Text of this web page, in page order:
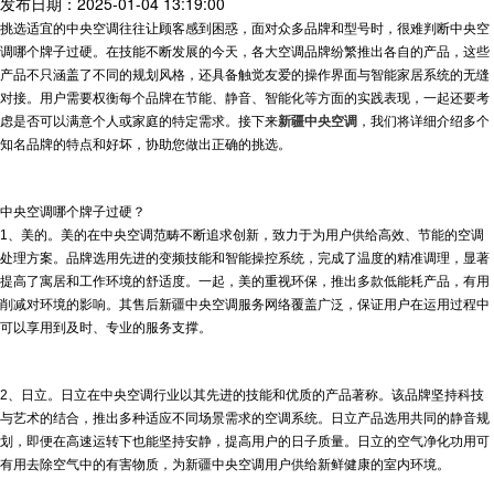
挑选适宜的中央空调往往让顾客感到困惑，面对众多品牌和型号时，很难判断中央空
调哪个牌子过硬。在技能不断发展的今天，各大空调品牌纷繁推出各自的产品，这些
产品不只涵盖了不同的规划风格，还具备触觉友爱的操作界面与智能家居系统的无缝
对接。用户需要权衡每个品牌在节能、静音、智能化等方面的实践表现，一起还要考
虑是否可以满意个人或家庭的特定需求。接下来新疆中央空调 ，我们将详细介绍多个
知名品牌的特点和好坏，协助您做出正确的挑选。
中央空调哪个牌子过硬？
1、美的。美的在中央空调范畴不断追求创新，致力于为用户供给高效、节能的空调
处理方案。品牌选用先进的变频技能和智能操控系统，完成了温度的精准调理，显著
提高了寓居和工作环境的舒适度。一起，美的重视环保，推出多款低能耗产品，有用
削减对环境的影响。其售后新疆中央空调 服务网络覆盖广泛，保证用户在运用过程中
可以享用到及时、专业的服务支撑。
2、日立。日立在中央空调行业以其先进的技能和优质的产品著称。该品牌坚持科技
与艺术的结合，推出多种适应不同场景需求的空调系统。日立产品选用共同的静音规
划，即便在高速运转下也能坚持安静，提高用户的日子质量。日立的空气净化功用可
有用去除空气中的有害物质，为新疆中央空调 用户供给新鲜健康的室内环境。